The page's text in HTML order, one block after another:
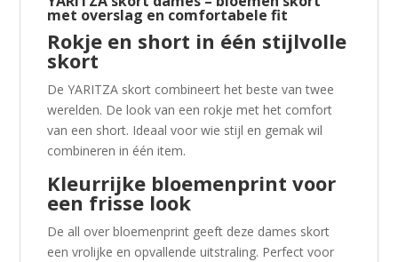
met overslag en comfortabele fit
Rokje en short in één stijlvolle
skort
De YARITZA skort combineert het beste van twee
werelden. De look van een rokje met het comfort
van een short. Ideaal voor wie stijl en gemak wil
combineren in één item.
Kleurrijke bloemenprint voor
een frisse look
De all over bloemenprint geeft deze dames skort
een vrolijke en opvallende uitstraling. Perfect voor